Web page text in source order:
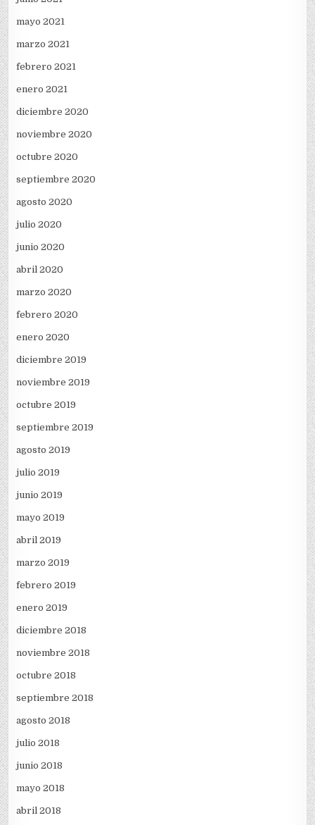
mayo 2021
marzo 2021
febrero 2021
enero 2021
diciembre 2020
noviembre 2020
octubre 2020
septiembre 2020
agosto 2020
julio 2020
junio 2020
abril 2020
marzo 2020
febrero 2020
enero 2020
diciembre 2019
noviembre 2019
octubre 2019
septiembre 2019
agosto 2019
julio 2019
junio 2019
mayo 2019
abril 2019
marzo 2019
febrero 2019
enero 2019
diciembre 2018
noviembre 2018
octubre 2018
septiembre 2018
agosto 2018
julio 2018
junio 2018
mayo 2018
abril 2018